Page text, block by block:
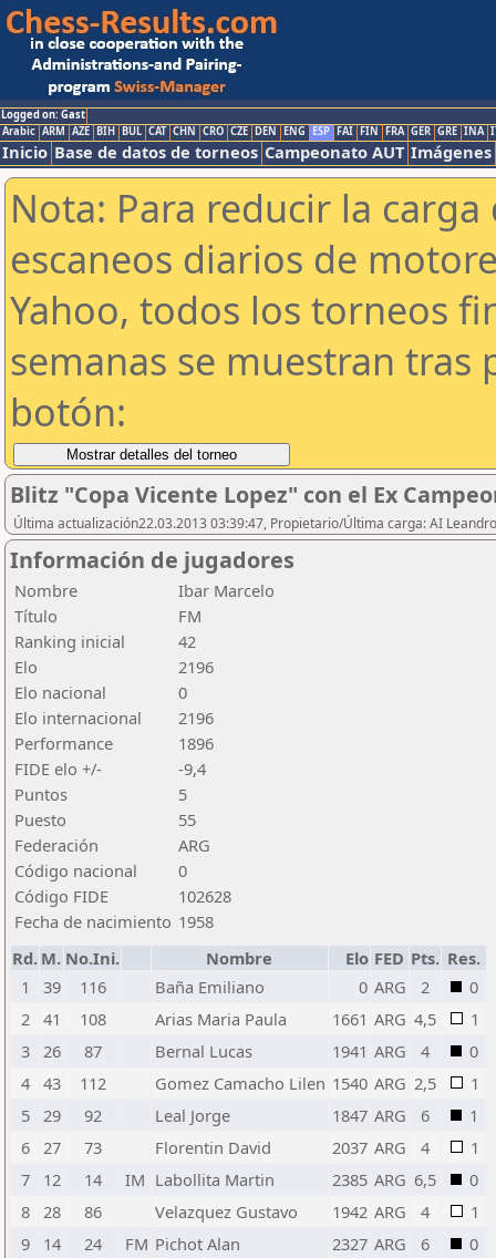
Logged on: Gast
Arabic ARM AZE BIH BUL CAT CHN CRO CZE DEN ENG ESP FAI FIN FRA GER GRE INA
Inicio Base de datos de torneos Campeonato AUT Imágenes
Nota: Para reducir la
escaneos diarios de
Yahoo, todos los torneos
semanas se muestran tras
botón:
Blitz "Copa Vicente Lopez" con el Ex
Última actualización22.03.2013 03:39:47, Propietario/Última carga: AI
Información de jugadores
Nombre
Ibar Marcelo
Título
FM
Ranking inicial
42
Elo
2196
Elo nacional
0
Elo internacional
2196
Performance
1896
FIDE elo +/-
-9,4
Puntos
5
Puesto
55
Federación
ARG
Código nacional
0
Código FIDE
102628
Fecha de nacimiento 1958
Rd. M. No.Ini. Nombre Elo FED Pts. Res.
1
39 116 Baña Emiliano 0 ARG 2
0
2 41 108 Arias Maria Paula 1661 ARG 4,5
1
3 26 87 Bernal Lucas 1941 ARG 4
0
4 43 112 Gomez Camacho Lilen 1540 ARG 2,5
1
5 29 92 Leal Jorge 1847 ARG 6
1
6 27 73 Florentin David 2037 ARG 4
1
7
12 14 IM Labollita Martin 2385 ARG 6,5
0
8 28 86 Velazquez Gustavo 1942 ARG 4
1
9
14 24 FM Pichot Alan 2327 ARG 6
0